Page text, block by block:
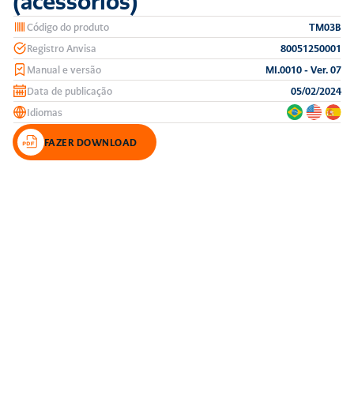
Código do produto
TM03B
Registro Anvisa
80051250001
Manual e versão
MI.0010 - Ver. 07
Data de publicação
05/02/2024
Idiomas
FAZER DOWNLOAD